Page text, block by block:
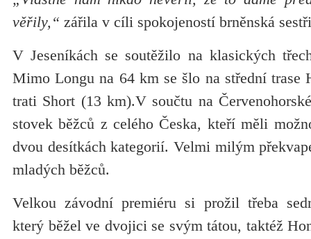
věřily,“ zářila v cíli spokojeností brněnská
V Jeseníkách se soutěžilo na klasických
Mimo Longu na 64 km se šlo na střední trase
trati Short (13 km).V součtu na
stovek běžců z celého Česka, kteří měli
dvou desítkách kategorií. Velmi milým
mladých běžců.
Velkou závodní premiéru si prožil třeba
který běžel ve dvojici se svým tátou, taktéž